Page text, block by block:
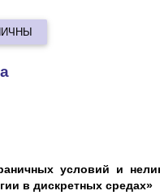
условий и
в дискретных средах»